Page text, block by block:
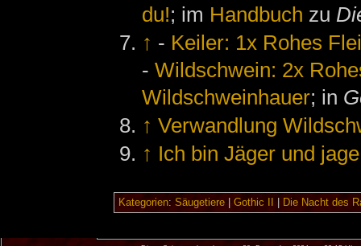
du!; im Handbuch zu
↑ - Keiler: 1x Rohes
-Wildschwein: 2x
Wildschweinhauer; in
↑ Verwandlung
↑ Ich bin Jäger und
Kategorien: Säugetiere| Gothic II Die Nacht des